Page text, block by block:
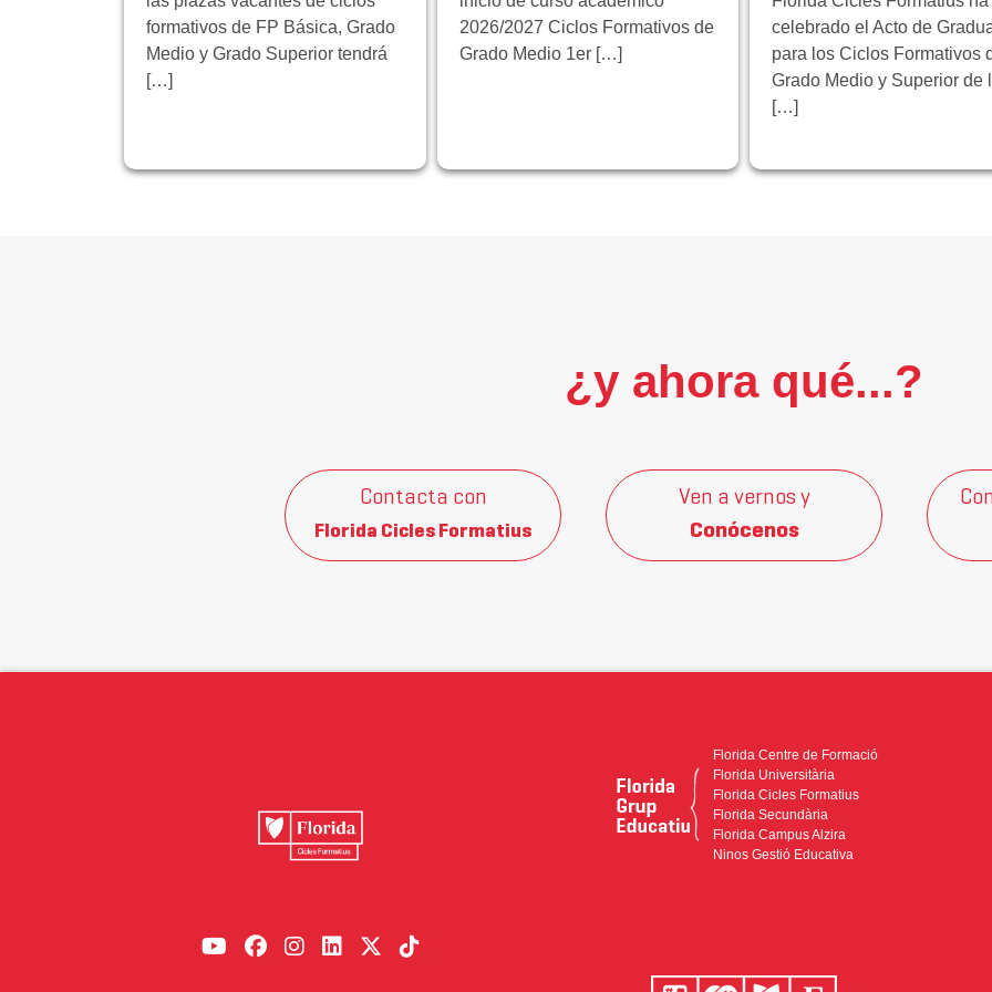
formativos de FP Básica, Grado
Medio y Grado Superior tendrá
[…]
2026/2027 Ciclos Formativos de
Grado Medio 1er […]
celebrado el Acto de
para los Ciclos Formativos
Grado Medio y Superior de
[…]
¿y ahora qué...?
Contacta con
Florida Cicles Formatius
Ven a vernos y
Conócenos
Florida Centre de Formació
Florida Universitària
Florida Cicles Formatius
Florida Secundària
Florida Campus Alzira
Ninos Gestió Educativa